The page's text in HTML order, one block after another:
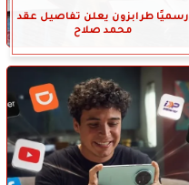
رسميًا طرابزون يعلن تفاصيل عقد
محمد صلاح